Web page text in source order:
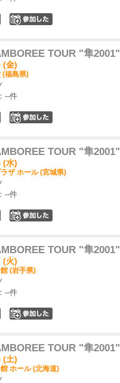
TOUR "隼2001"
(金)
(福島県)
--件
TOUR "隼2001"
(水)
ザ ホール (宮城県)
--件
TOUR "隼2001"
(火)
(岩手県)
--件
TOUR "隼2001"
(土)
ホール (北海道)